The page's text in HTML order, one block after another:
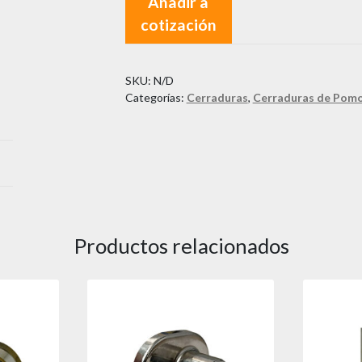
Dublin
cantidad
cotización
SKU: N/D
Categorías: Cerraduras, Cerraduras de
Productos relacionados